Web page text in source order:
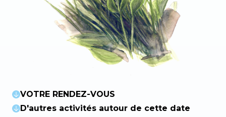
VOTRE RENDEZ-VOUS
D'autres activités autour de cette date